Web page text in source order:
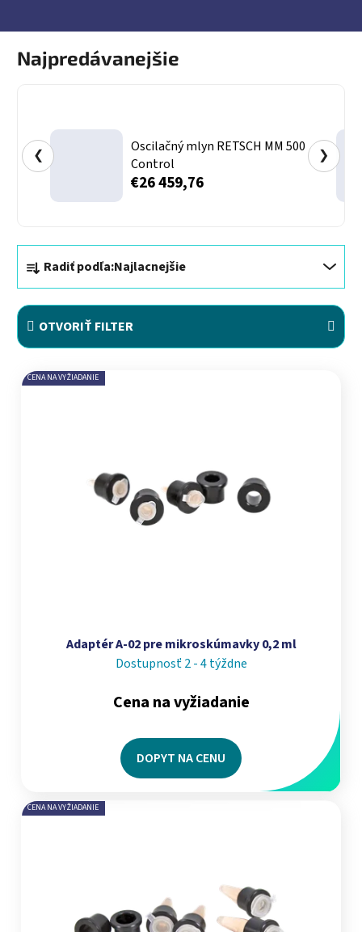
Najpredávanejšie
Oscilačný mlyn RETSCH MM 500
Control
€26 459,76
❮ ❯
Radiť podľa:Najlacnejšie
OTVORIŤ FILTER
Výpis produktov
CENA NA VYŽIADANIE
Adaptér A-02 pre mikroskúmavky 0,2 ml
Dostupnosť 2 - 4 týždne
Cena na vyžiadanie
DOPYT NA CENU
CENA NA VYŽIADANIE